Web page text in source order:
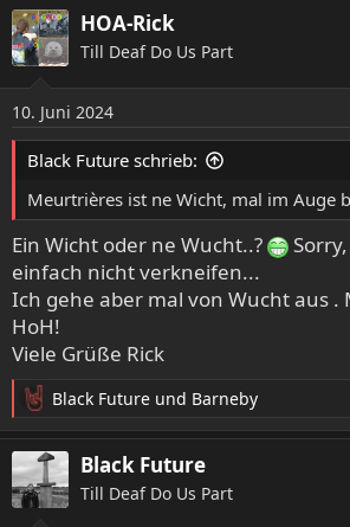
k
t
i
o
n
e
n
HOA-Rick
Till Deaf Do Us Part
10. Juni 2024
Black Future schrieb:
Meurtrières ist ne Wicht, mal im Auge
Ein Wicht oder ne Wucht..?
einfach nicht verkneifen...
Ich gehe aber mal von Wucht aus .
HoH!
Viele Grüße Rick
R
e
a
k
t
Black Future und Barneby
Black Future
Till Deaf Do Us Part